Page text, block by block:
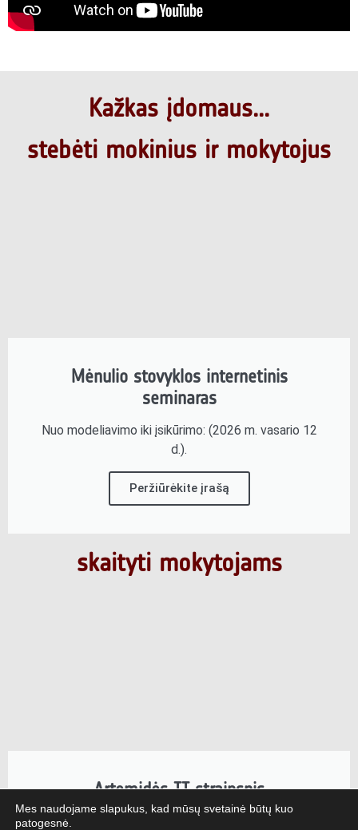
Kažkas įdomaus...
stebėti mokinius ir mokytojus
Mėnulio stovyklos internetinis
seminaras
Nuo modeliavimo iki įsikūrimo: (2026 m. vasario 12
d.).
Peržiūrėkite įrašą
skaityti mokytojams
Artemidės II straipsnis
NASA misija "Artemis II", kurią vykdė ESA Europos
Mes naudojame slapukus, kad mūsų svetainė būtų kuo
patogesnė.